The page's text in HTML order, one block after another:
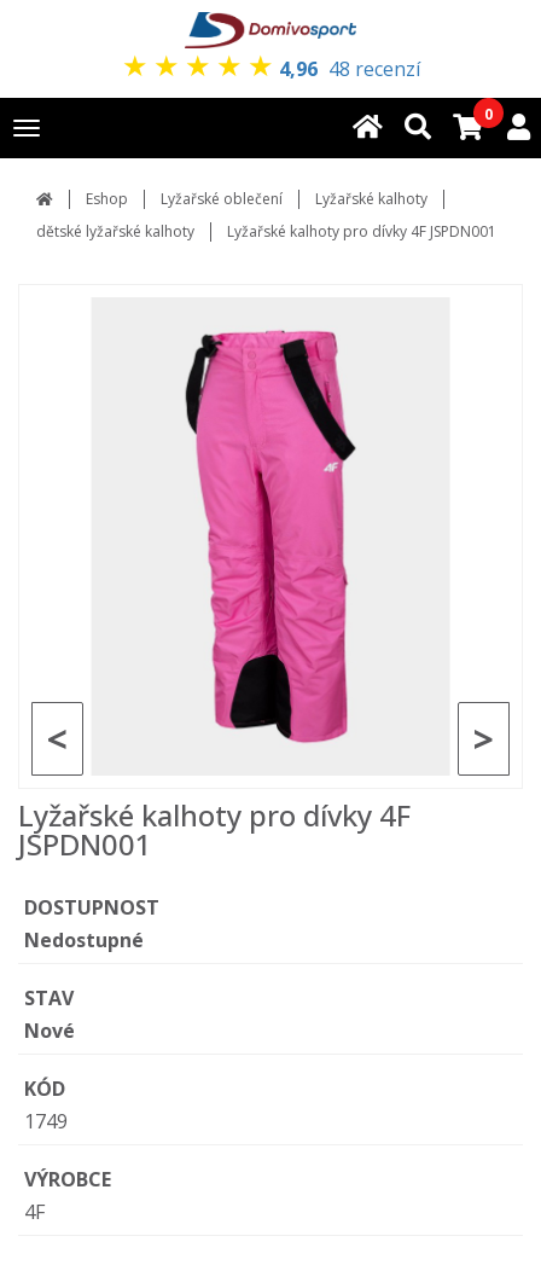
★ ★ ★ ★ ★ 4,96 48 recenzí
Toggle
navigation
0
Eshop Lyžařské oblečení
Lyžařské kalhoty
dětské lyžařské kalhoty
Lyžařské kalhoty pro dívky 4F JSPDN001
>
<
Lyžařské kalhoty pro dívky 4F
JSPDN001
DOSTUPNOST
Nedostupné
STAV
Nové
KÓD
1749
VÝROBCE
4F